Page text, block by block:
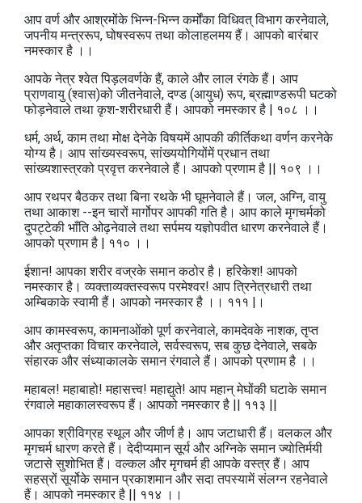
आप वर्ण और आश्रमोंके भिन्न-भिन्न कर्मोंका विधिवत्‌ विभाग करनेवाले,
जपनीय मन्त्ररूप, घोषस्वरूप तथा कोलाहलमय हैं। आपको बारंबार
नमस्कार है ।।
आपके नेत्र श्वेत पिड़लवर्णके हैं, काले और लाल रंगके हैं। आप
प्राणवायु (श्वास)को जीतनेवाले, दण्ड (आयुध) रूप, ब्रह्माण्डरूपी घटको
फोड़नेवाले तथा कृश-शरीरधारी हैं। आपको नमस्कार है | १०८ ।।
धर्म, अर्थ, काम तथा मोक्ष देनेके विषयमें आपकी कीर्तिकथा वर्णन करनेके
योग्य है। आप सांख्यस्वरूप, सांख्ययोगियोंमें प्रधान तथा
सांख्यशास्त्रको प्रवृत्त करनेवाले हैं। आपको प्रणाम है || १०९ ।।
आप रथपर बैठकर तथा बिना रथके भी घूमनेवाले हैं। जल, अग्नि, वायु
तथा आकाश --इन चारों मार्गोपर आपकी गति है। आप काले मृगचर्मको
दुपट्टेकी भाँति ओढ़नेवाले तथा सर्पमय यज्ञोपवीत धारण करनेवाले हैं।
आपको प्रणाम है | ११० ।।
ईशान! आपका शरीर वज्रके समान कठोर है। हरिकेश! आपको
नमस्कार है। व्यक्ताव्यक्तस्वरूप परमेश्वर! आप त्रिनेत्रधारी तथा
अम्बिकाके स्वामी हैं। आपको नमस्कार है ।। १११ |।
आप कामस्वरूप, कामनाओंको पूर्ण करनेवाले, कामदेवके नाशक, तृप्त
और अतृप्तका विचार करनेवाले, सर्वस्वरूप, सब कुछ देनेवाले, सबके
संहारक और संध्याकालके समान रंगवाले हैं। आपको प्रणाम है ।।
महाबल! महाबाहो! महासत्त्व! महाद्युते! आप महान्‌ मेघोंकी घटाके समान
रंगवाले महाकालस्वरूप हैं। आपको नमस्कार है || ११३ ||
आपका श्रीविग्रह स्थूल और जीर्ण है। आप जटाधारी हैं। वलकल और
मृगचर्म धारण करते हैं। देदीप्यमान सूर्य और अग्निके समान ज्योतिर्मयी
जटासे सुशोभित हैं। वल्कल और मृगचर्म ही आपके वस्त्र हैं। आप
सहस्रों सूर्योके समान प्रकाशमान और सदा तपस्यामें संलग्न रहनेवाले
हैं। आपको नमस्कार है || ११४ ।।